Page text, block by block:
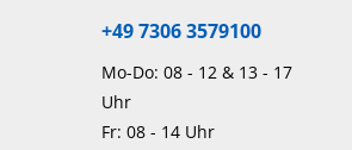
+49 7306 3579100
Mo-Do: 08 - 12 & 13 - 17
Uhr
Fr: 08 - 14 Uhr